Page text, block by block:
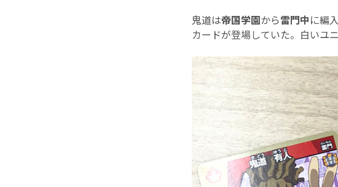
鬼道は帝国学園から雷門中に編
カードが登場していた。白いユ